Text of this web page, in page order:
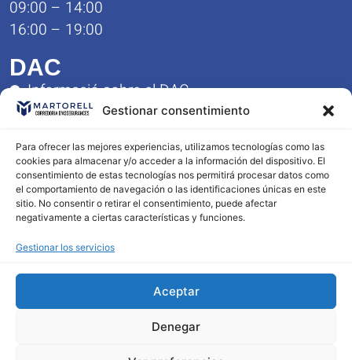
Gestionar consentimiento
Para ofrecer las mejores experiencias, utilizamos tecnologías como las
cookies para almacenar y/o acceder a la información del dispositivo. El
consentimiento de estas tecnologías nos permitirá procesar datos como
el comportamiento de navegación o las identificaciones únicas en este
sitio. No consentir o retirar el consentimiento, puede afectar
negativamente a ciertas características y funciones.
Gestionar los servicios
Aceptar
Denegar
09:00 – 14:00
16:00 – 19:00
DAC
Informació sobre el DAC
Formulario de Queja y Reclamación
Contacto
977 23 10 56
603 96 36 87
info@corredoriamartorell.com
Política de Privacidad
Política de cookies Mapa Web